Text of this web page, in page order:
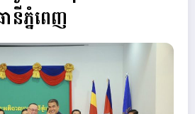
នីភ្នំពេញ